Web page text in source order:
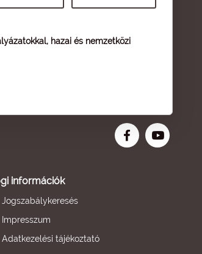
hazai és nemzetközi
információk
Jogszabálykeresés
Impresszum
Adatkezelési tájékoztató